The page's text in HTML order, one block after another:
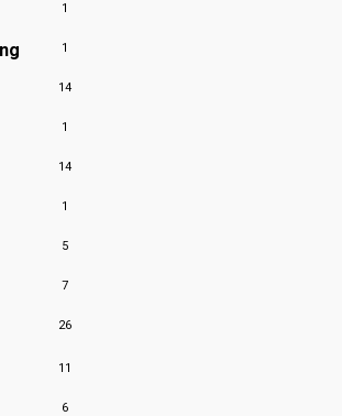
1
1
14
1
14
1
5
7
26
11
6